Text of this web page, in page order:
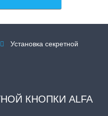
 Установка секретной
КНОПКИ ALFA